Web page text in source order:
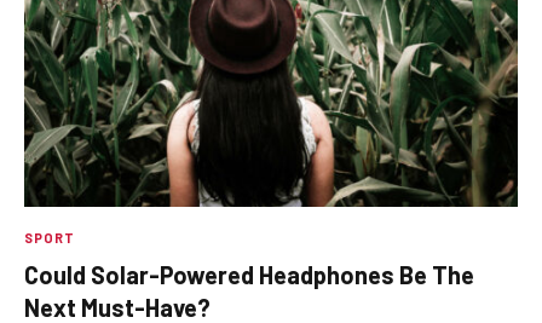
SPORT
Could Solar-Powered Headphones Be The
Next Must-Have?